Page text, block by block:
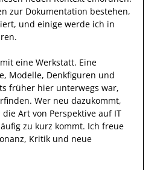
zur Dokumentation bestehen,
und einige werde ich in
eine Werkstatt. Eine
Modelle, Denkfiguren und
früher hier unterwegs war,
Wer neu dazukommt,
Art von Perspektive auf IT
zu kurz kommt. Ich freue
Kritik und neue